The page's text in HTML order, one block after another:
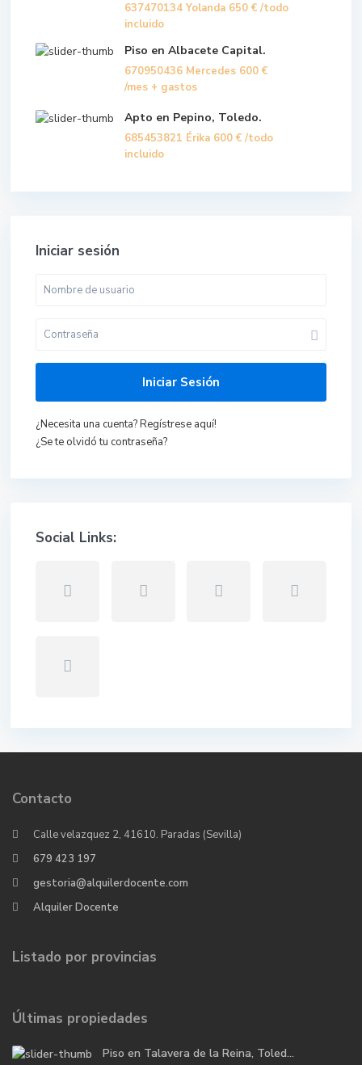
637470134 Yolanda 650 € /todo
incluido
Piso en Albacete Capital.
670950436 Mercedes 600 €
/mes + gastos
Apto en Pepino, Toledo.
685453821 Érika 600 € /todo
incluido
Iniciar sesión
Iniciar Sesión
¿Necesita una cuenta? Regístrese aquí!
¿Se te olvidó tu contraseña?
Social Links:
Contacto
Calle velazquez 2, 41610. Paradas (Sevilla)
679 423 197
gestoria@alquilerdocente.com
Alquiler Docente
Listado por provincias
Últimas propiedades
Piso en Talavera de la Reina, Toled...